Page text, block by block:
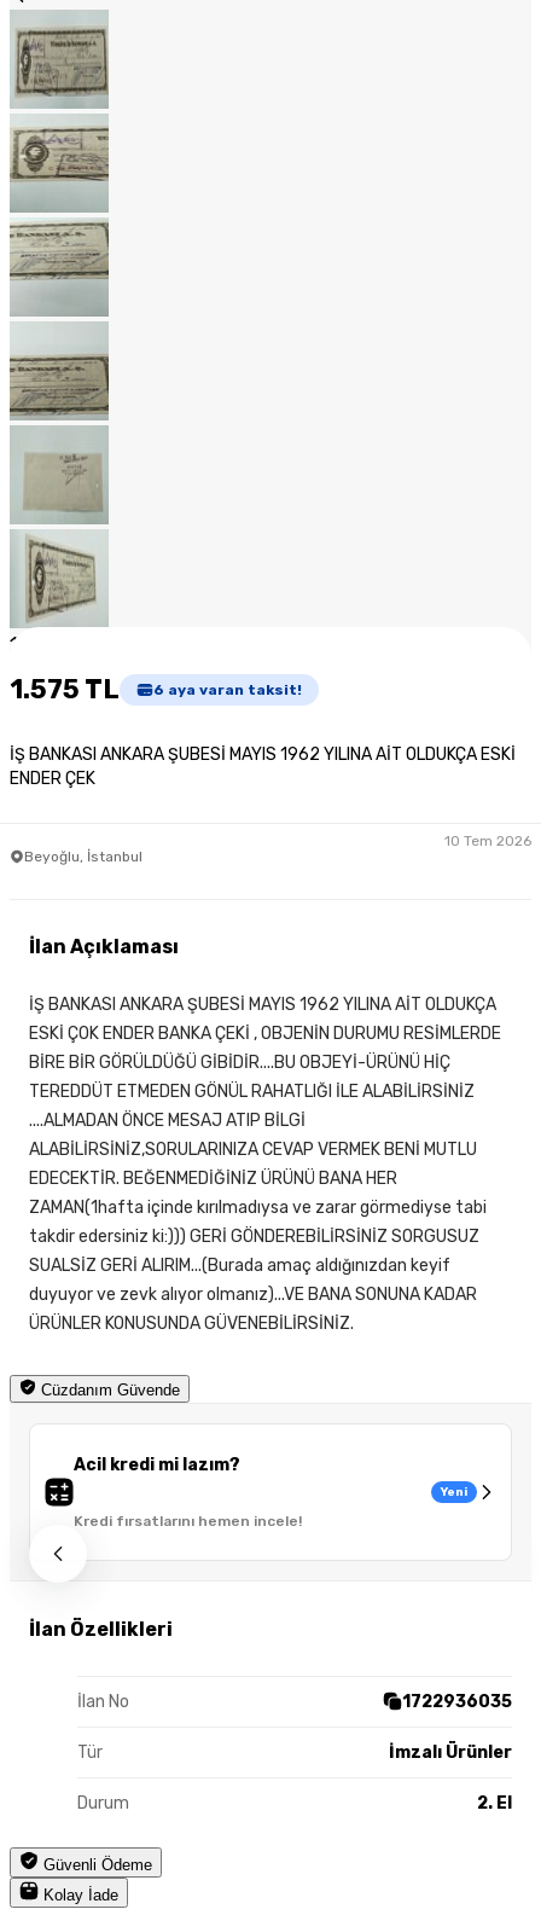
1
1.575 TL 6 aya varan taksit!
İŞ BANKASI ANKARA ŞUBESİ MAYIS 1962 YILINA AİT OLDUKÇA ESKİ
ENDER ÇEK
Beyoğlu, İstanbul
10 Tem 2026
Cüzdanım Güvende
Acil kredi mi lazım?
Kredi fırsatlarını hemen incele!
Yeni
İlan Özellikleri
İlan No 1722936035
Tür İmzalı Ürünler
Durum 2. El
Güvenli Ödeme
Kolay İade
İlan Açıklaması
İŞ BANKASI ANKARA ŞUBESİ MAYIS 1962 YILINA AİT OLDUKÇA
ESKİ ÇOK ENDER BANKA ÇEKİ , OBJENİN DURUMU RESİMLERDE
BİRE BİR GÖRÜLDÜĞÜ GİBİDİR....BU OBJEYİ-ÜRÜNÜ HİÇ
TEREDDÜT ETMEDEN GÖNÜL RAHATLIĞI İLE ALABİLİRSİNİZ
....ALMADAN ÖNCE MESAJ ATIP BİLGİ
ALABİLİRSİNİZ,SORULARINIZA CEVAP VERMEK BENİ MUTLU
EDECEKTİR. BEĞENMEDİĞİNİZ ÜRÜNÜ BANA HER
ZAMAN(1hafta içinde kırılmadıysa ve zarar görmediyse tabi
takdir edersiniz ki:))) GERİ GÖNDEREBİLİRSİNİZ SORGUSUZ
SUALSİZ GERİ ALIRIM...(Burada amaç aldığınızdan keyif
duyuyor ve zevk alıyor olmanız)...VE BANA SONUNA KADAR
ÜRÜNLER KONUSUNDA GÜVENEBİLİRSİNİZ.